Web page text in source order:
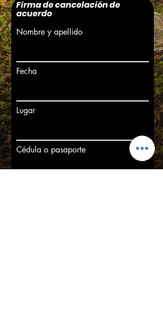
Firma de cancelación de
acuerdo
Nombre y apellido
Fecha
Lugar
Cédula o pasaporte